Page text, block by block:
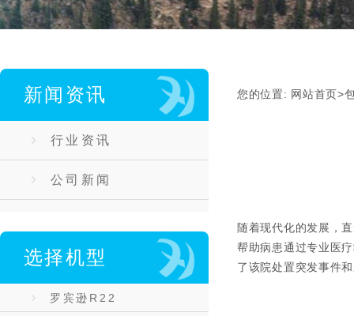
新闻资讯
行业资讯
公司新闻
选择机型
罗宾逊R22
您的位置: 网站首页>
随着现代化的发展，
帮助病患通过专业医
了该院处置突发事件